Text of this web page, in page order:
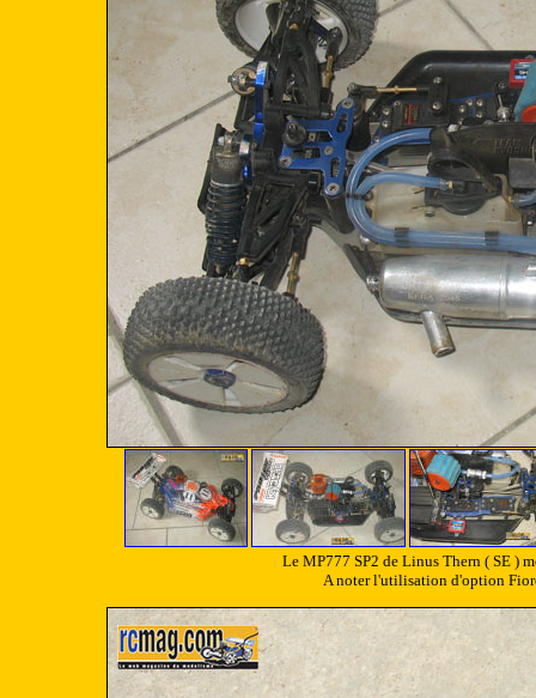
Le MP777 SP2 de Linus Thern ( SE )
A noter l'utilisation d'option